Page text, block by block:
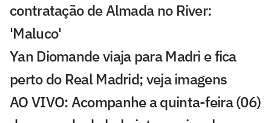
contratação de Almada no River:
'Maluco'
Yan Diomande viaja para Madri e fica
perto do Real Madrid; veja imagens
AO VIVO: Acompanhe a quinta-feira (06)